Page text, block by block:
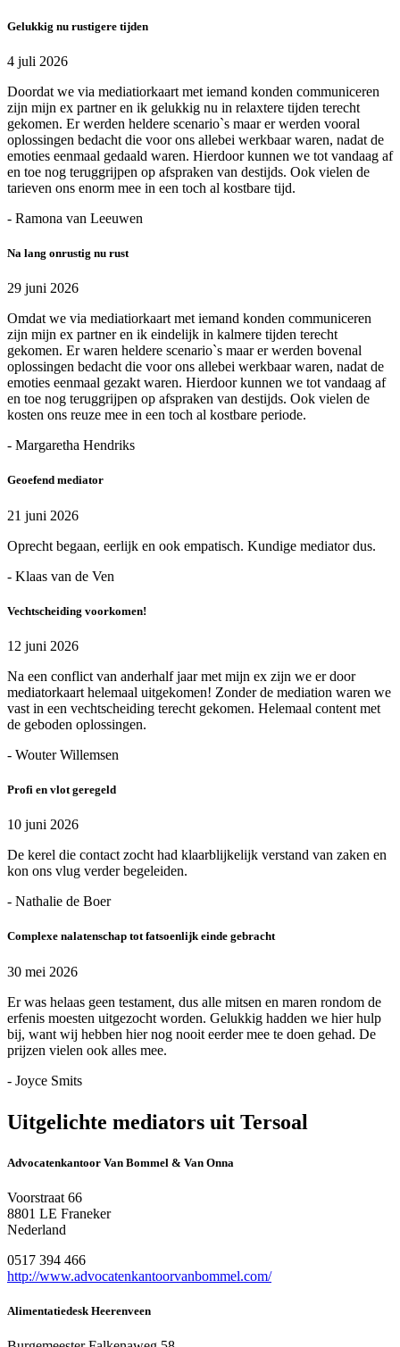
Gelukkig nu rustigere tijden
4 juli 2026
Doordat we via mediatiorkaart met iemand konden communiceren
zijn mijn ex partner en ik gelukkig nu in relaxtere tijden terecht
gekomen. Er werden heldere scenario`s maar er werden vooral
oplossingen bedacht die voor ons allebei werkbaar waren, nadat de
emoties eenmaal gedaald waren. Hierdoor kunnen we tot vandaag af
en toe nog teruggrijpen op afspraken van destijds. Ook vielen de
tarieven ons enorm mee in een toch al kostbare tijd.
- Ramona van Leeuwen
Na lang onrustig nu rust
29 juni 2026
Omdat we via mediatiorkaart met iemand konden communiceren
zijn mijn ex partner en ik eindelijk in kalmere tijden terecht
gekomen. Er waren heldere scenario`s maar er werden bovenal
oplossingen bedacht die voor ons allebei werkbaar waren, nadat de
emoties eenmaal gezakt waren. Hierdoor kunnen we tot vandaag af
en toe nog teruggrijpen op afspraken van destijds. Ook vielen de
kosten ons reuze mee in een toch al kostbare periode.
- Margaretha Hendriks
Geoefend mediator
21 juni 2026
Oprecht begaan, eerlijk en ook empatisch. Kundige mediator dus.
- Klaas van de Ven
Vechtscheiding voorkomen!
12 juni 2026
Na een conflict van anderhalf jaar met mijn ex zijn we er door
mediatorkaart helemaal uitgekomen! Zonder de mediation waren we
vast in een vechtscheiding terecht gekomen. Helemaal content met
de geboden oplossingen.
- Wouter Willemsen
Profi en vlot geregeld
10 juni 2026
De kerel die contact zocht had klaarblijkelijk verstand van zaken en
kon ons vlug verder begeleiden.
- Nathalie de Boer
Complexe nalatenschap tot fatsoenlijk einde gebracht
30 mei 2026
Er was helaas geen testament, dus alle mitsen en maren rondom de
erfenis moesten uitgezocht worden. Gelukkig hadden we hier hulp
bij, want wij hebben hier nog nooit eerder mee te doen gehad. De
prijzen vielen ook alles mee.
- Joyce Smits
Uitgelichte mediators uit Tersoal
Advocatenkantoor Van Bommel & Van Onna
Voorstraat 66
8801 LE Franeker
Nederland
0517 394 466
http://www.advocatenkantoorvanbommel.com/
Alimentatiedesk Heerenveen